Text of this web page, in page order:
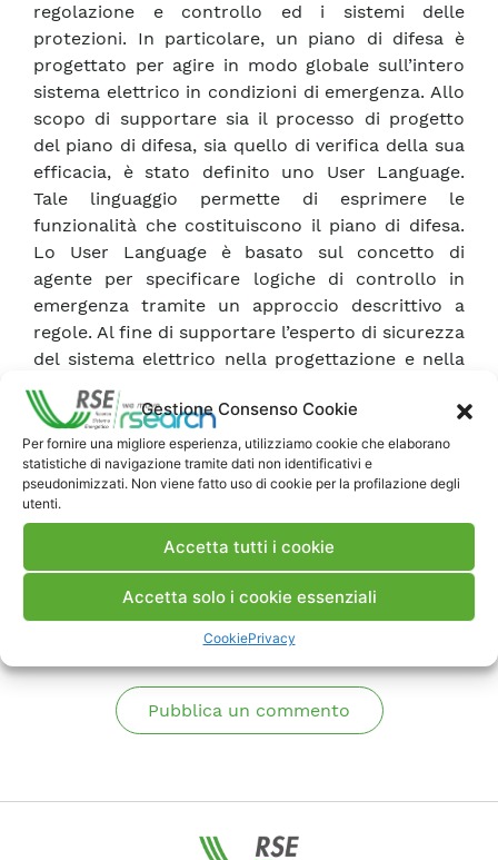
Gestione Consenso Cookie
Per fornire una migliore esperienza, utilizziamo cookie che elaborano
statistiche di navigazione tramite dati non identificativi e
pseudonimizzati. Non viene fatto uso di cookie per la profilazione degli
utenti.
Accetta tutti i cookie
Accetta solo i cookie essenziali
CookiePrivacy
regolazione e controllo ed i sistemi delle
protezioni. In particolare, un piano di difesa è
progettato per agire in modo globale sull’intero
sistema elettrico in condizioni di emergenza. Allo
scopo di supportare sia il processo di progetto
del piano di difesa, sia quello di verifica della sua
efficacia, è stato definito uno User Language.
Tale linguaggio permette di esprimere le
funzionalità che costituiscono il piano di difesa.
Lo User Language è basato sul concetto di
agente per specificare logiche di controllo in
emergenza tramite un approccio descrittivo a
regole. Al fine di supportare l’esperto di sicurezza
del sistema elettrico nella progettazione e nella
valutazione dell’efficacia dei piani di difesa, è
stata studiata un’architettura integrata con il
simulatore della dinamica di un sistema elettrico
PSD (Power System Dynamics).
Scarica Rapporto
Commenti
Pubblica un commento